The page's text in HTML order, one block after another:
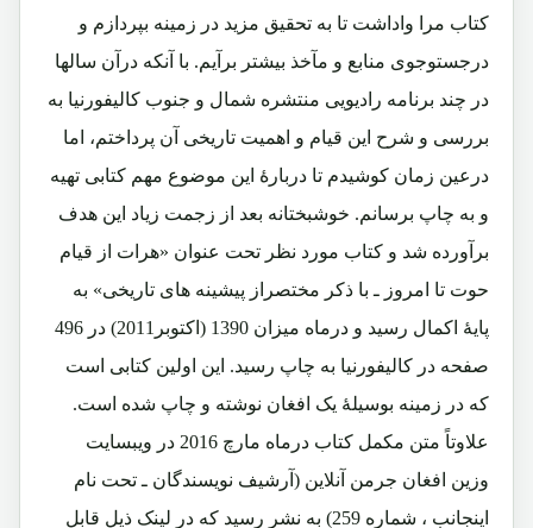
کتاب مرا واداشت تا به تحقیق مزید در زمینه بپردازم و
درجستوجوی منابع و مآخذ بیشتر برآیم. با آنکه درآن سالها
در چند برنامه رادیویی منتشره شمال و جنوب کالیفورنیا به
بررسی و شرح این قیام و اهمیت تاریخی آن پرداختم، اما
درعین زمان کوشیدم تا دربارۀ این موضوع مهم کتابی تهیه
و به چاپ برسانم. خوشبختانه بعد از زجمت زیاد این هدف
برآورده شد و کتاب مورد نظر تحت عنوان «هرات از قیام
حوت تا امروز ـ با ذکر مختصراز پیشینه های تاریخی» به
پایۀ اکمال رسید و درماه میزان 1390 (اکتوبر2011) در 496
صفحه در کالیفورنیا به چاپ رسید. این اولین کتابی است
که در زمینه بوسیلۀ یک افغان نوشته و چاپ شده است.
علاوتاً متن مکمل کتاب درماه مارچ 2016 در ویبسایت
وزین افغان جرمن آنلاین (آرشیف نویسندگان ـ تحت نام
اینجانب ، شماره 259) به نشر رسید که در لینک ذیل قابل